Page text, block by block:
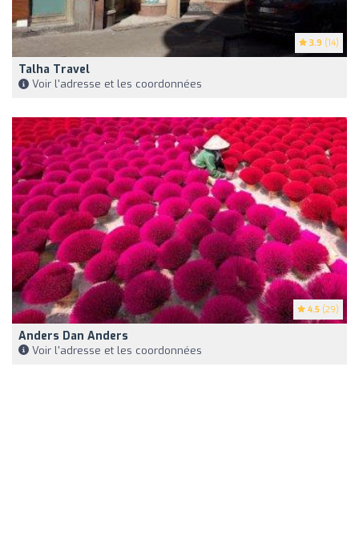
3.9 (14)
Talha Travel
Voir l'adresse et les coordonnées
4.5 (29)
Anders Dan Anders
Voir l'adresse et les coordonnées